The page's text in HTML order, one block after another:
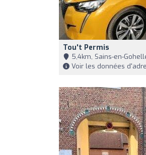
Tou't Permis
5,4km, Sains-en-
Voir les données